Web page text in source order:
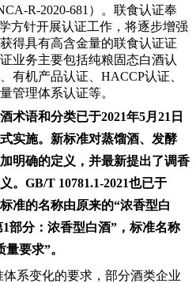
R-2020-681）。联食认证奉
方针开展认证工作，将逐步增强
得具有高含金量的联食认证证
业务主要包括纯粮固态白酒认
有机产品认证、HACCP认证、
管理体系认证等。
术语和分类已于2021年5月21日
实施。新标准对蒸馏酒、发酵
明确的定义，并最新提出了调香
。GB/T 10781.1-2021也已于
准的名称由原来的“浓香型白
部分：浓香型白酒”，标准名称
要求”。
系变化的要求，部分酒类企业